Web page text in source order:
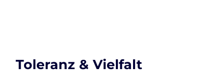
Toleranz & Vielfalt